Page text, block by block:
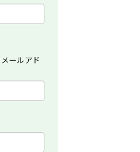
ールアド